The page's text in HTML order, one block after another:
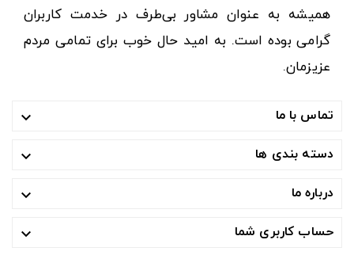
همیشه به عنوان مشاور بی‌طرف در خدمت کاربران
گرامی بوده است. به امید حال خوب برای تمامی مردم
عزیزمان.
تماس با ما 
دسته بندی ها 
درباره ما 
حساب کاربری شما 